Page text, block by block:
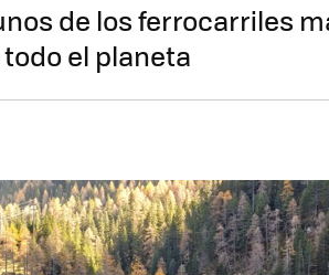
de los ferrocarriles
el planeta